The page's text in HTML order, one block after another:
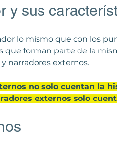
y sus
lo mismo que con los
que forman parte de la
narradores externos.
no solo cuentan la
externos solo